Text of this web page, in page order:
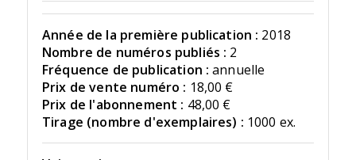
Année de la première publication : 2018
Nombre de numéros publiés : 2
Fréquence de publication : annuelle
Prix de vente numéro : 18,00 €
Prix de l'abonnement : 48,00 €
Tirage (nombre d'exemplaires) : 1000 ex.